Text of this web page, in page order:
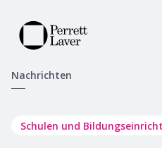
Nachrichten
Schulen und